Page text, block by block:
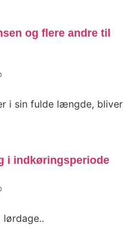
og flere andre til
i sin fulde længde, bliver
i indkøringsperiode